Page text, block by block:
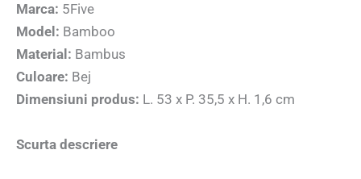
Marca: 5Five
Model: Bamboo
Material: Bambus
Culoare: Bej
Dimensiuni produs: L. 53 x P. 35,5 x H. 1,6 cm
Scurta descriere